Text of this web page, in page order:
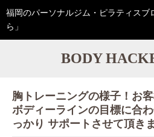
福岡のパーソナルジム・ピラティスブ
ら」
BODY
胸トレーニングの様子！お
ボディーラインの目標に合
っかり サポートさせて頂き